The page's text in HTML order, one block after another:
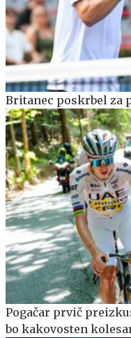
Britanec poskrbel za
Pogačar prvič
bo kakovosten